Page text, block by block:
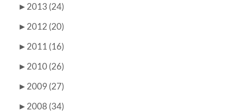
► 2013 (24)
► 2012 (20)
► 2011 (16)
► 2010 (26)
► 2009 (27)
► 2008 (34)